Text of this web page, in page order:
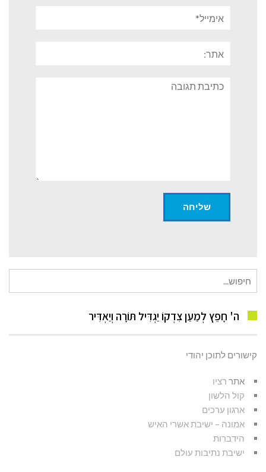
תגובה
עבור:
ה' חָפֵץ לְמַעַן צִדְקוֹ יַגְדִּיל תּוֹרָה וְיַאְדִּיר
קישורים לתוכן יהודי
אתר רציו
קול הלשון
ארגון ערכים
אמונה – ישיבת אשרי האיש
הידברות
ישיבת נתיבות עולם